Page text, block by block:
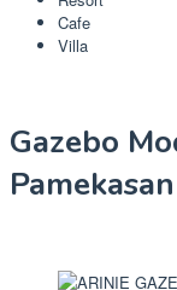
Cafe
Villa
Gazebo